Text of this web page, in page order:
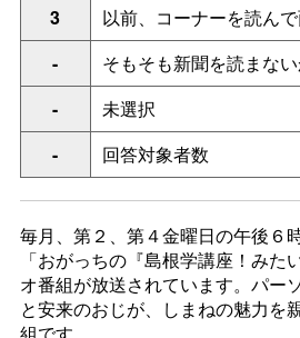
3
以前、コーナーを読ん
-
そもそも新聞を読まな
-
未選択
-
回答対象者数
毎月、第２、第４金曜日の午後６
「おがっちの『島根学講座！みた
オ番組が放送されています。パー
と安来のおじが、しまねの魅力を
組です。